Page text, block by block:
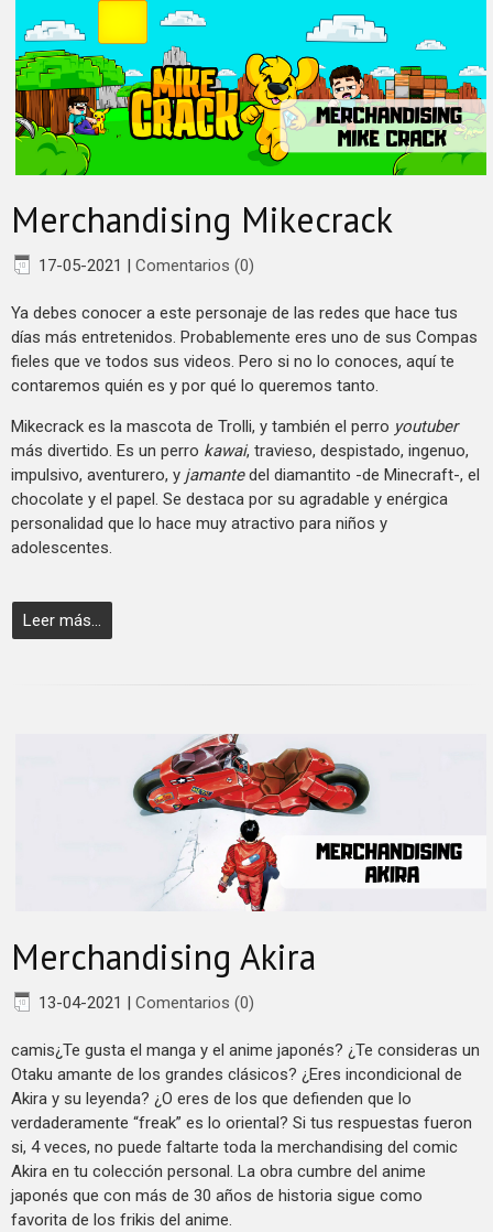
Merchandising Mikecrack
17-05-2021 | Comentarios (0)
Ya debes conocer a este personaje de las redes que hace tus
días más entretenidos. Probablemente eres uno de sus Compas
fieles que ve todos sus videos. Pero si no lo conoces, aquí te
contaremos quién es y por qué lo queremos tanto.
Mikecrack es la mascota de Trolli, y también el perro youtuber
más divertido. Es un perro kawai, travieso, despistado, ingenuo,
impulsivo, aventurero, y jamantedel diamantito -de Minecraft-, el
chocolate y el papel. Se destaca por su agradable y enérgica
personalidad que lo hace muy atractivo para niños y
adolescentes.
Leer más...
Merchandising Akira
13-04-2021 | Comentarios (0)
camis¿Te gusta el manga y el anime japonés? ¿Te consideras un
Otaku amante de los grandes clásicos? ¿Eres incondicional de
Akira y su leyenda? ¿O eres de los que defienden que lo
verdaderamente “freak” es lo oriental? Si tus respuestas fueron
si, 4 veces, no puede faltarte toda la merchandising del comic
Akira en tu colección personal. La obra cumbre del anime
japonés que con más de 30 años de historia sigue como
favorita de los frikis del anime.